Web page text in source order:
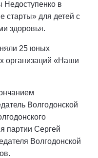
Недоступенко в
старты» для детей с
здоровья.
25 юных
организаций «Наши
Волгодонской
партии Сергей
Волгодонской